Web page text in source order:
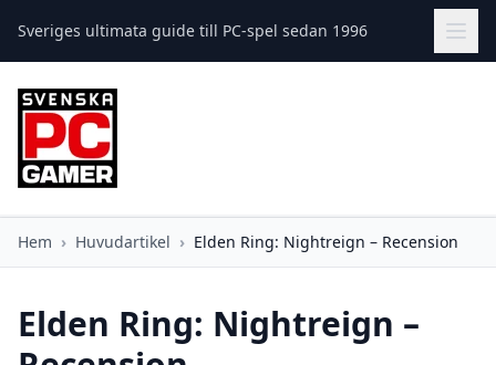
Sveriges ultimata guide till PC-spel sedan 1996
Hem › Huvudartikel › Elden Ring: Nightreign – Recension
Elden Ring: Nightreign –